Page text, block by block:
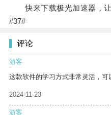
快来下载极光加速器，让
#37#
评论
游客
这款软件的学习方式非常灵活，可
2024-11-23
游客